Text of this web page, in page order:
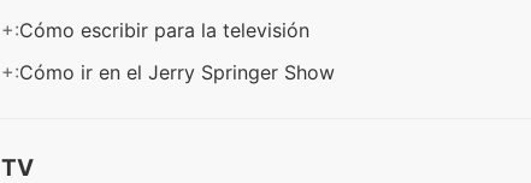
+:Cómo escribir para la televisión
+:Cómo ir en el Jerry Springer Show
TV